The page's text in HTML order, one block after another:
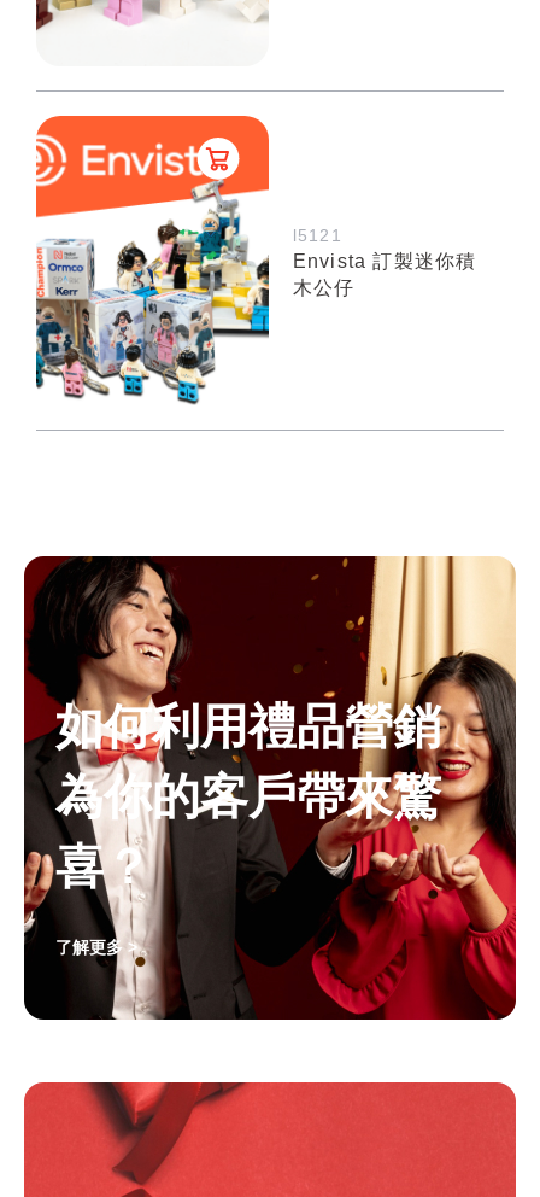
l5121
Envista 訂製迷你積
木公仔
如何利用禮品營銷
為你的客戶帶來驚
喜？
了解更多 >